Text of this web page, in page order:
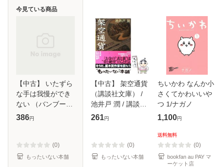
【中古】 いたずら
な手は我慢ができ
ない （バンブーコ
ミックス
ミック]【メール便
送料無料】
386円
(0)
もったいない本舗
今見ている商品
【中古】 架空通貨
（講談社文庫） /
池井戸 潤 / 講談社
[文庫]【メール便送
261円
(0)
もったいない本舗
ちいかわ なんか小
さくてかわいいや
つ 1/ナガノ
1,100円
送料無料
(0)
bookfan au PAY マ
ーケット店